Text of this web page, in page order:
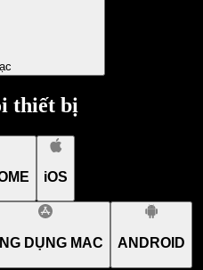
thiết bị
iOS
DỤNG MAC ANDROID